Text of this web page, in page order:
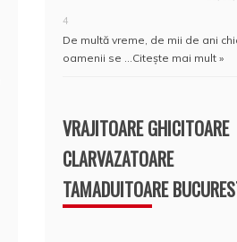
4
De multă vreme, de mii de ani
oamenii se … Citește mai mult »
VRAJITOARE GHICITOARE
CLARVAZATOARE
TAMADUITOARE